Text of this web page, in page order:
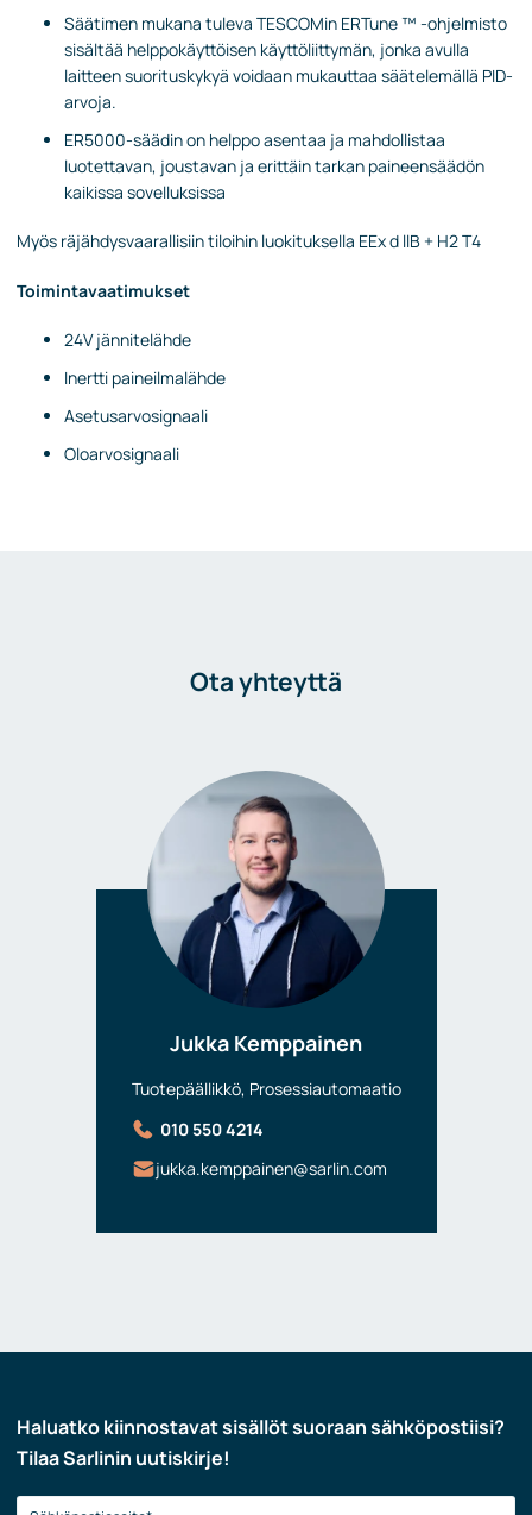
Säätimen mukana tuleva TESCOMin ERTune ™ -ohjelmisto
sisältää helppokäyttöisen käyttöliittymän, jonka avulla
laitteen suorituskykyä voidaan mukauttaa säätelemällä PID-
arvoja.
ER5000-säädin on helppo asentaa ja mahdollistaa
luotettavan, joustavan ja erittäin tarkan paineensäädön
kaikissa sovelluksissa
Myös räjähdysvaarallisiin tiloihin luokituksella EEx d llB + H2 T4​
Toimintavaatimukset
24V jännitelähde
Inertti paineilmalähde
Asetusarvosignaali
Oloarvosignaali
Ota yhteyttä
Jukka Kemppainen
Tuotepäällikkö, Prosessiautomaatio
010 550 4214
jukka.kemppainen@sarlin.com
Haluatko kiinnostavat sisällöt suoraan sähköpostiisi?
Tilaa Sarlinin uutiskirje!